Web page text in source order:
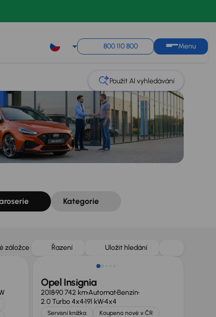
800 110 800 Menu
Použít AI vyhledávání
Kategorie
záložce Řazení Uložit hledání
Zlevněno o 50 000 Kč
Opel Insignia
201890 742 kmAutomatBenzín
2.0 Turbo 4x4191 kW4x4
Servisní knížka
Koupeno nové v ČR